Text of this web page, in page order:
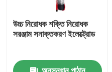
আমাদের সম্পর্কে
উচ্চ নিরোধক শক্তি নিরোধক
সরঞ্জাম সনাক্তকরণ ইলেক্ট্রোড